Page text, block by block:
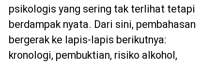
psikologis yang sering tak terlihat tetapi
berdampak nyata. Dari sini, pembahasan
bergerak ke lapis-lapis berikutnya:
kronologi, pembuktian, risiko alkohol,